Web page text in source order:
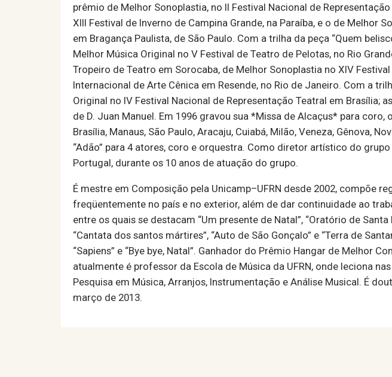
prêmio de Melhor Sonoplastia, no II Festival Nacional de
XIII Festival de Inverno de Campina Grande, na Paraíba, e o de Melhor
em Bragança Paulista, de São Paulo. Com a trilha da peça “Quem
Melhor Música Original no V Festival de Teatro de Pelotas, no Rio
Tropeiro de Teatro em Sorocaba, de Melhor Sonoplastia no XIV
Internacional de Arte Cênica em Resende, no Rio de Janeiro. Com a
Original no IV Festival Nacional de Representação Teatral em
de D. Juan Manuel. Em 1996 gravou sua *Missa de Alcaçus* para
Brasília, Manaus, São Paulo, Aracaju, Cuiabá, Milão, Veneza, Gênova,
“Adão” para 4 atores, coro e orquestra. Como diretor artístico do
Portugal, durante os 10 anos de atuação do grupo.
É mestre em Composição pela Unicamp–UFRN desde 2002, compõe
freqüentemente no país e no exterior, além de dar continuidade ao
entre os quais se destacam “Um presente de Natal”, “Oratório de
“Cantata dos santos mártires”, “Auto de São Gonçalo” e “Terra de
“Sapiens” e “Bye bye, Natal”. Ganhador do Prêmio Hangar de Melhor
atualmente é professor da Escola de Música da UFRN, onde leciona
Pesquisa em Música, Arranjos, Instrumentação e Análise Musical. É
março de 2013.